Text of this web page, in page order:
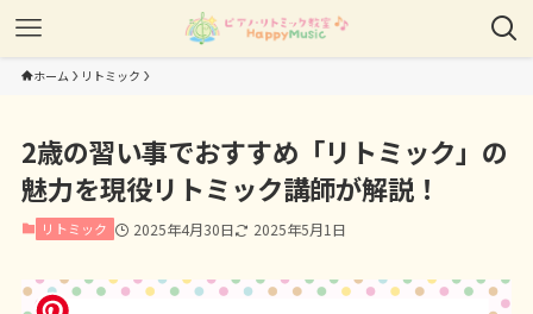
ホーム リトミック
2歳の習い事でおすすめ「リトミック」の
魅力を現役リトミック講師が解説！
リトミック 2025年4月30日 2025年5月1日